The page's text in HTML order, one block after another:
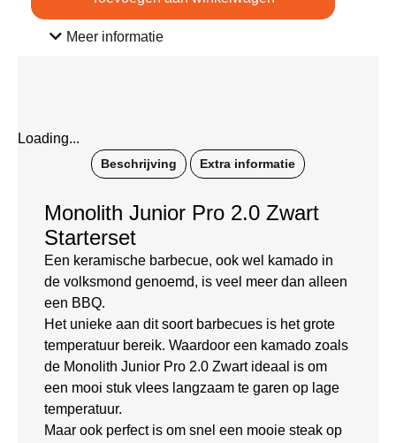
Meer informatie
Loading...
Beschrijving Extra informatie
Monolith Junior Pro 2.0 Zwart
Starterset
Een keramische barbecue, ook wel kamado in
de volksmond genoemd, is veel meer dan alleen
een BBQ.
Het unieke aan dit soort barbecues is het grote
temperatuur bereik. Waardoor een kamado zoals
de Monolith Junior Pro 2.0 Zwart ideaal is om
een mooi stuk vlees langzaam te garen op lage
temperatuur.
Maar ook perfect is om snel een mooie steak op